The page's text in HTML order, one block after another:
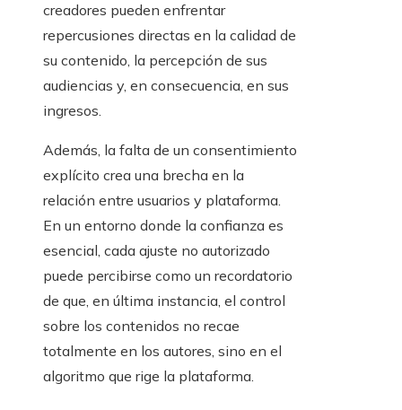
creadores pueden enfrentar
repercusiones directas en la calidad de
su contenido, la percepción de sus
audiencias y, en consecuencia, en sus
ingresos.
Además, la falta de un consentimiento
explícito crea una brecha en la
relación entre usuarios y plataforma.
En un entorno donde la confianza es
esencial, cada ajuste no autorizado
puede percibirse como un recordatorio
de que, en última instancia, el control
sobre los contenidos no recae
totalmente en los autores, sino en el
algoritmo que rige la plataforma.